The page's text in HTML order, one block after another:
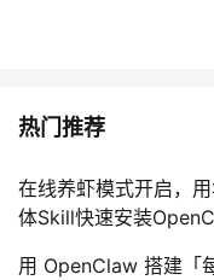
热门推荐
在线养虾模式开启，
体Skill快速安装
用 OpenClaw 搭建「